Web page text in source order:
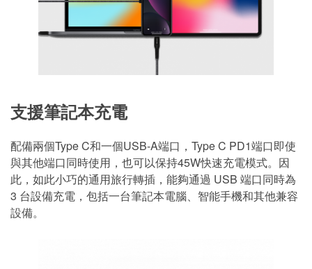
支援筆記本充電
配備兩個Type C和一個USB-A端口，Type C PD1端口即使
與其他端口同時使用，也可以保持45W快速充電模式。因
此，如此小巧的通用旅行轉插，能夠通過 USB 端口同時為
3 台設備充電，包括一台筆記本電腦、智能手機和其他兼容
設備。